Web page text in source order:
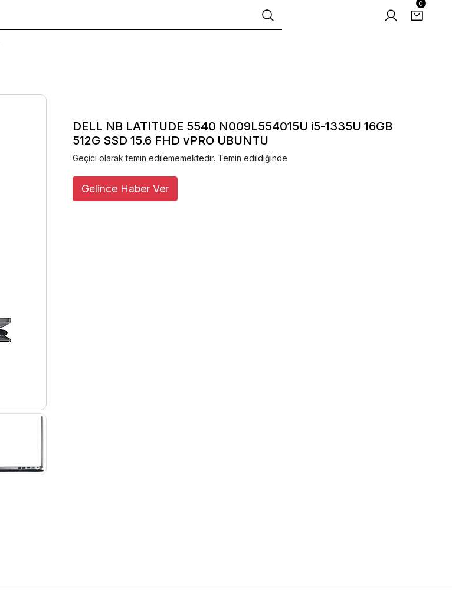
0
DELL NB LATITUDE 5540 N009L554015U i5-1335U 16GB
512G SSD 15.6 FHD vPRO UBUNTU
Geçici olarak temin edilememektedir. Temin edildiğinde
Gelince Haber Ver